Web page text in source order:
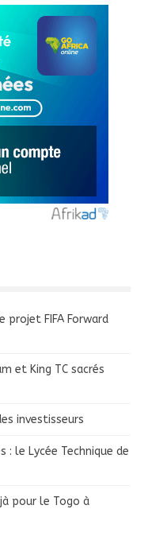
projet FIFA Forward
et King TC sacrés
investisseurs
: le Lycée Technique de
pour le Togo à